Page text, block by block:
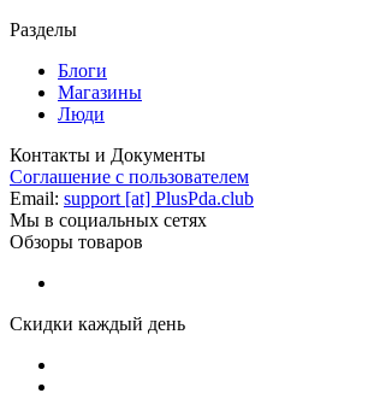
Разделы
Блоги
Магазины
Люди
Контакты и Документы
Соглашение с пользователем
Email: support [at] PlusPda.club
Мы в социальных сетях
Обзоры товаров
Скидки каждый день